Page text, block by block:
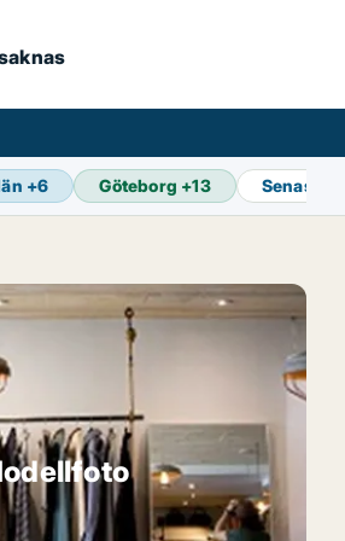
+6 Göteborg +13 Senaste